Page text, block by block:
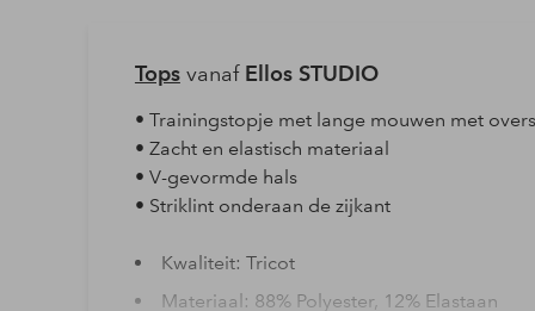
Topsvanaf Ellos STUDIO
• Trainingstopje met lange mouwen met
• Zacht en elastisch materiaal
• V-gevormde hals
• Striklint onderaan de zijkant
Kwaliteit: Tricot
Materiaal: 88% Polyester, 12% Elastaan